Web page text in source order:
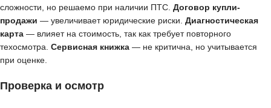
сложности, но решаемо при наличии ПТС. Договор купли-
продажи — увеличивает юридические риски. Диагностическая
карта — влияет на стоимость, так как требует повторного
техосмотра. Сервисная книжка — не критична, но учитывается
при оценке.
Проверка и осмотр